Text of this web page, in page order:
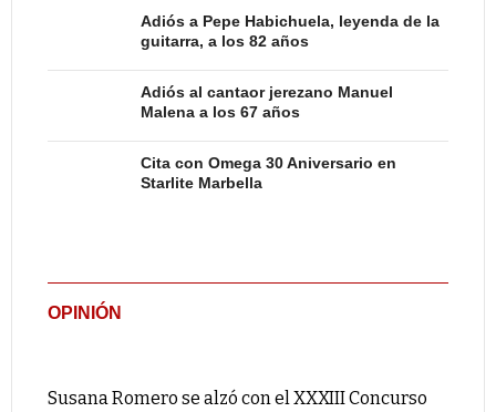
Adiós a Pepe Habichuela, leyenda de la
guitarra, a los 82 años
Adiós al cantaor jerezano Manuel
Malena a los 67 años
Cita con Omega 30 Aniversario en
Starlite Marbella
OPINIÓN
Susana Romero se alzó con el XXXIII Concurso